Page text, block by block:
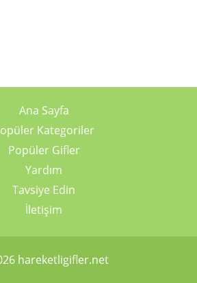
Ana Sayfa
Kategoriler
Popüler Gifler
Yardım
Tavsiye Edin
İletişim
hareketligifler.net